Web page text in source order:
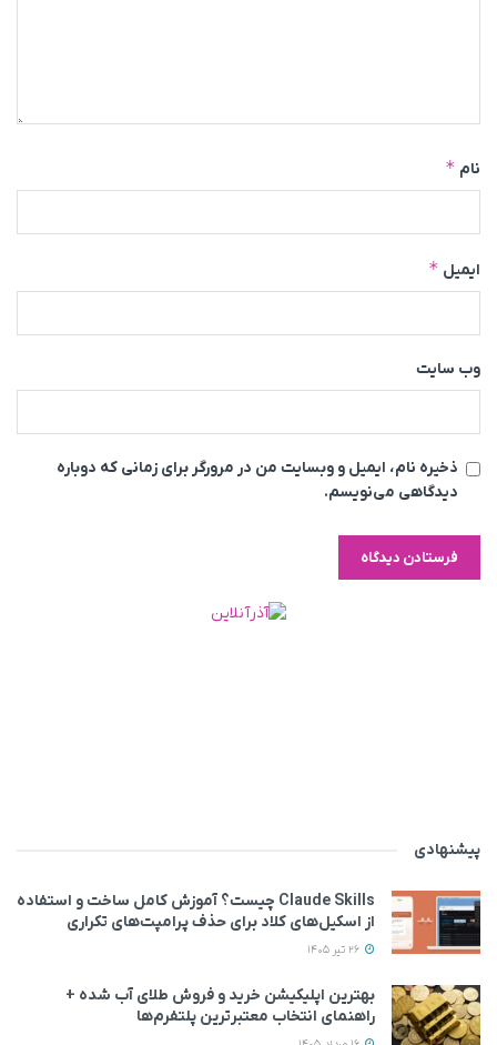
نام *
ایمیل *
وب‌ سایت
ذخیره نام، ایمیل و وبسایت من در مرورگر برای زمانی که دوباره
دیدگاهی می‌نویسم.
پیشنهادی
Claude Skills چیست؟ آموزش کامل ساخت و استفاده
از اسکیل‌های کلاد برای حذف پرامپت‌های تکراری
بهترین اپلیکیشن خرید و فروش طلای آب شده +
راهنمای انتخاب معتبرترین پلتفرم‌ها